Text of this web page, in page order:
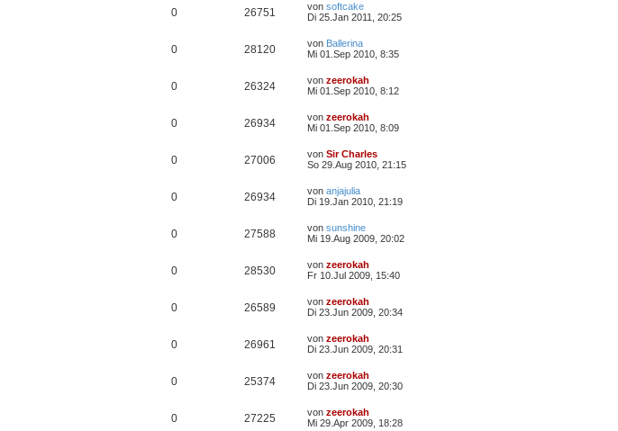
0 26751 von softcake
Di 25.Jan 2011, 20:25
0 28120 von Ballerina
Mi 01.Sep 2010, 8:35
0 26324 von zeerokah
Mi 01.Sep 2010, 8:12
0 26934 von zeerokah
Mi 01.Sep 2010, 8:09
0 27006 von Sir Charles
So 29.Aug 2010, 21:15
0 26934 von anjajulia
Di 19.Jan 2010, 21:19
0 27588 von sunshine
Mi 19.Aug 2009, 20:02
0 28530 von zeerokah
Fr 10.Jul 2009, 15:40
0 26589 von zeerokah
Di 23.Jun 2009, 20:34
0 26961 von zeerokah
Di 23.Jun 2009, 20:31
0 25374 von zeerokah
Di 23.Jun 2009, 20:30
0 27225 von zeerokah
Mi 29.Apr 2009, 18:28